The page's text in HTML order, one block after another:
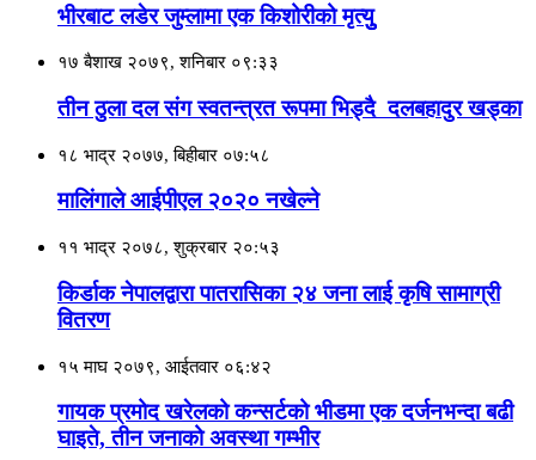
भीरबाट लडेर जुम्लामा एक किशोरीको मृत्युु
१७ बैशाख २०७९, शनिबार ०९:३३
तीन ठुला दल संग स्वतन्त्रत रूपमा भिड्दै दलबहादुर खड्का
१८ भाद्र २०७७, बिहीबार ०७:५८
मालिंगाले आईपीएल २०२० नखेल्ने
११ भाद्र २०७८, शुक्रबार २०:५३
किर्डाक नेपालद्वारा पातरासिका २४ जना लाई कृषि सामाग्री
वितरण
१५ माघ २०७९, आईतवार ०६:४२
गायक प्रमोद खरेलको कन्सर्टको भीडमा एक दर्जनभन्दा बढी
घाइते, तीन जनाको अवस्था गम्भीर